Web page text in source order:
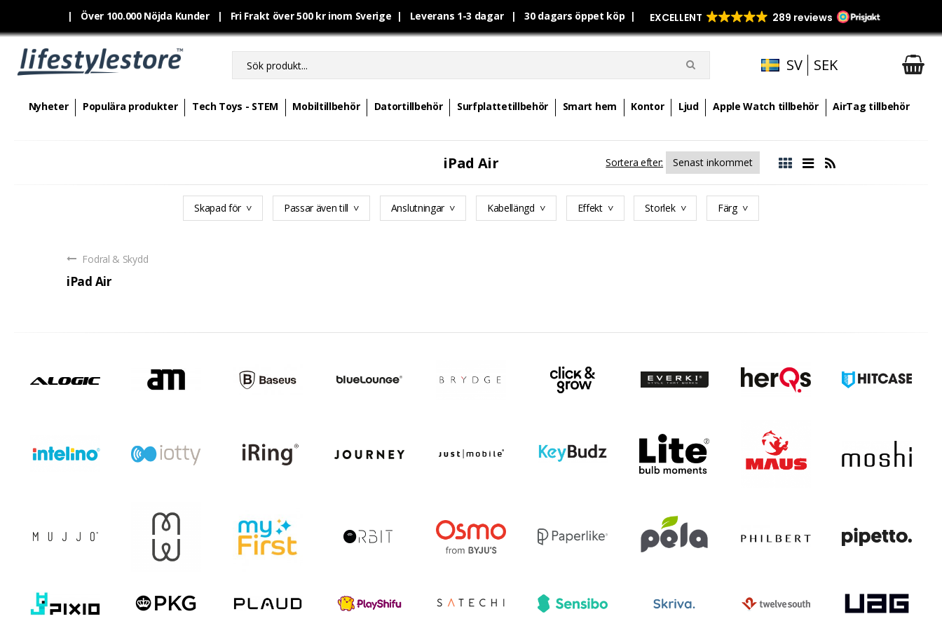
| Över 100.000 Nöjda Kunder | Fri Frakt över 500 kr inom Sverige | Leverans 1-3 dagar | 30 dagars öppet köp |
SV SEK
Nyheter Populära produkter Tech Toys - STEM Mobiltillbehör Datortillbehör Surfplattetillbehör Smart hem Kontor Ljud Apple Watch tillbehör AirTag tillbehör
iPad Air Sortera efter:
Skapad för Passar även till Anslutningar Kabellängd Effekt Storlek Färg
Fodral & Skydd
iPad Air